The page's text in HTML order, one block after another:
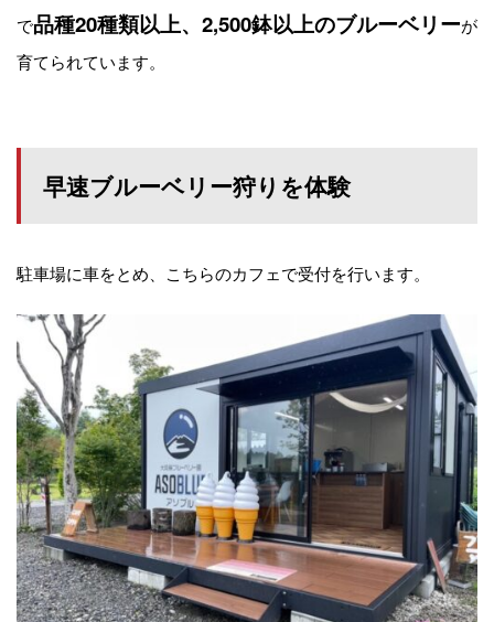
で品種20種類以上、2,500鉢以上のブルーベリーが
育てられています。
早速ブルーベリー狩りを体験
駐車場に車をとめ、こちらのカフェで受付を行います。